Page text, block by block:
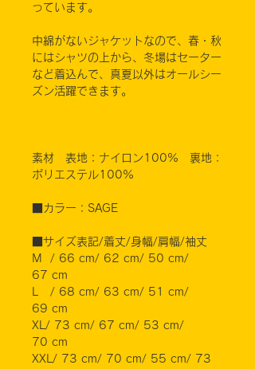
っています。
中綿がないジャケットなので、春・秋
にはシャツの上から、冬場はセーター
など着込んで、真夏以外はオールシー
ズン活躍できます。
素材 表地：ナイロン100% 裏地：
ポリエステル100%
■カラー：SAGE
■サイズ表記/着丈/身幅/肩幅/袖丈
M / 66 cm/ 62 cm/ 50 cm/
67 cm
L / 68 cm/ 63 cm/ 51 cm/
69 cm
XL/ 73 cm/ 67 cm/ 53 cm/
70 cm
XXL/ 73 cm/ 70 cm/ 55 cm/ 73